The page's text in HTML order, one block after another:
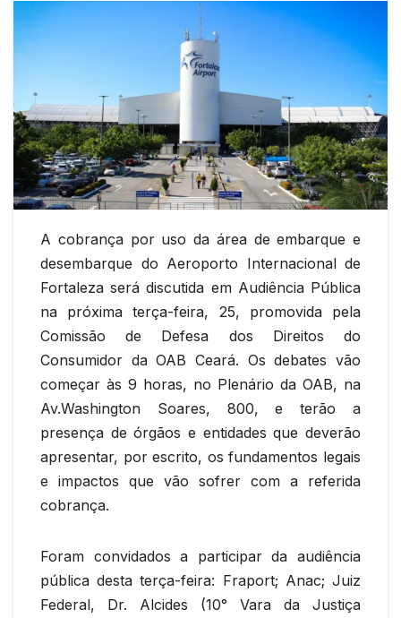
A cobrança por uso da área de embarque e
desembarque do Aeroporto Internacional de
Fortaleza será discutida em Audiência Pública
na próxima terça-feira, 25, promovida pela
Comissão de Defesa dos Direitos do
Consumidor da OAB Ceará. Os debates vão
começar às 9 horas, no Plenário da OAB, na
Av.Washington Soares, 800, e terão a
presença de órgãos e entidades que deverão
apresentar, por escrito, os fundamentos legais
e impactos que vão sofrer com a referida
cobrança.
Foram convidados a participar da audiência
pública desta terça-feira: Fraport; Anac; Juiz
Federal, Dr. Alcides (10° Vara da Justiça